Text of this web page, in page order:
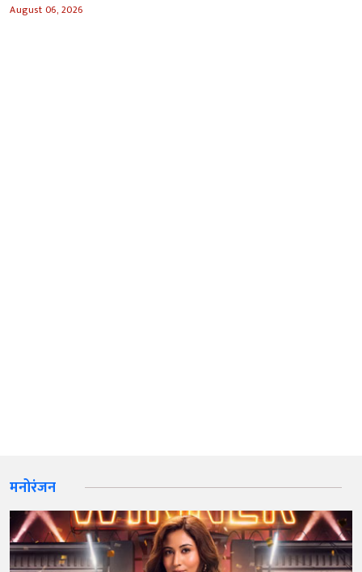
August 06, 2026
मनोरंजन